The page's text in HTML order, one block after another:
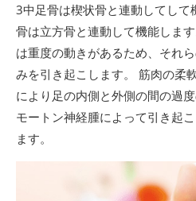
3中足骨は楔状骨と連動してして
骨は立方骨と連動して機能しま
は重度の動きがあるため、それ
みを引き起こします。 筋肉の柔
により足の内側と外側の間の過
モートン神経腫によって引き起
ます。